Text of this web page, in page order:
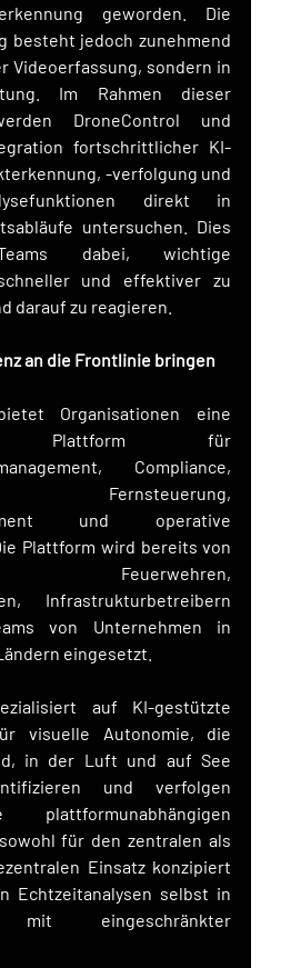
geworden. Die
besteht jedoch zunehmend
Videoerfassung, sondern in
Im Rahmen dieser
DroneControl und
fortschrittlicher KI-
-verfolgung und
direkt in
untersuchen. Dies
dabei, wichtige
und effektiver zu
darauf zu reagieren.
an die Frontlinie bringen
Organisationen eine
Plattform für
Compliance,
Fernsteuerung,
und operative
Plattform wird bereits von
Feuerwehren,
Infrastrukturbetreibern
von Unternehmen in
eingesetzt.
auf KI-gestützte
visuelle Autonomie, die
in der Luft und auf See
und verfolgen
für den zentralen als
Einsatz konzipiert
Echtzeitanalysen selbst in
mit eingeschränkter